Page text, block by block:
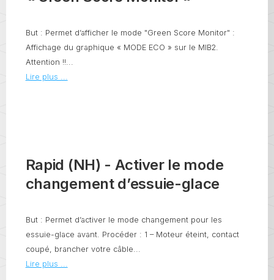
But : Permet d’afficher le mode "Green Score Monitor" :
Affichage du graphique « MODE ECO » sur le MIB2.
Attention !!...
Lire plus ...
Rapid (NH) - Activer le mode
changement d’essuie-glace
But : Permet d’activer le mode changement pour les
essuie-glace avant. Procéder : 1 – Moteur éteint, contact
coupé, brancher votre câble...
Lire plus ...